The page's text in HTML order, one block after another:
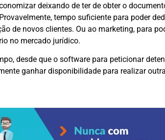
deixando de ter de obter o
tempo suficiente para poder
de novos clientes. Ou ao marketing, para
no mercado jurídico.
desde que o software para peticionar
ganhar disponibilidade para realizar